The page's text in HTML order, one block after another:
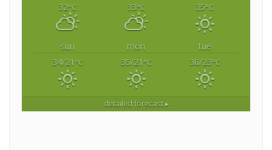
32°C 33°C 35°C
sun mon
tue
34/21 °C 35/21 °C 36/23°C
detailed forecast ▸